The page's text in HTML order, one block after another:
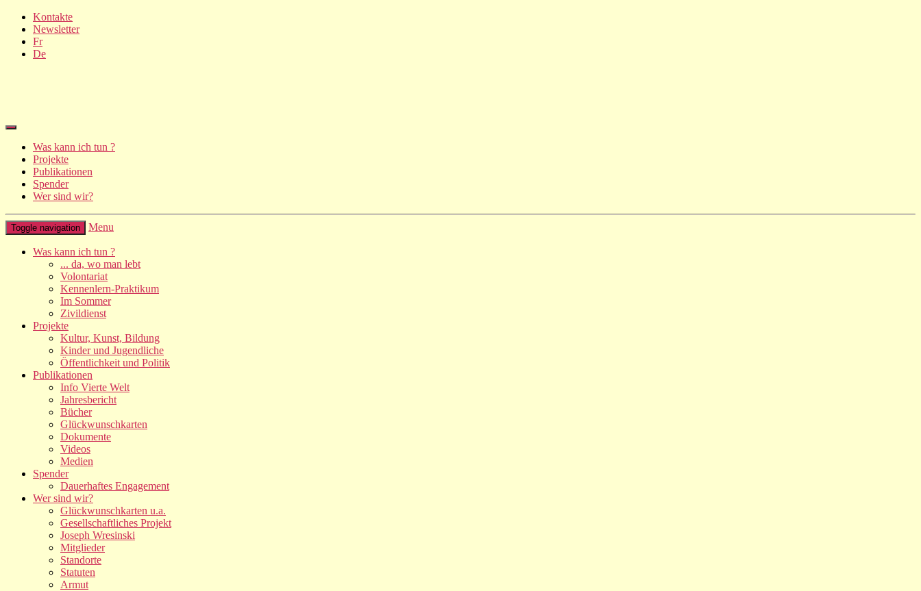
Kontakte
Newsletter
Fr
De
Was kann ich tun ?
Projekte
Publikationen
Spender
Wer sind wir?
Toggle navigation Menu
Was kann ich tun ?
... da, wo man lebt
Volontariat
Kennenlern-Praktikum
Im Sommer
Zivildienst
Projekte
Kultur, Kunst, Bildung
Kinder und Jugendliche
Öffentlichkeit und Politik
Publikationen
Info Vierte Welt
Jahresbericht
Bücher
Glückwunschkarten
Dokumente
Videos
Medien
Spender
Dauerhaftes Engagement
Wer sind wir?
Glückwunschkarten u.a.
Gesellschaftliches Projekt
Joseph Wresinski
Mitglieder
Standorte
Statuten
Armut